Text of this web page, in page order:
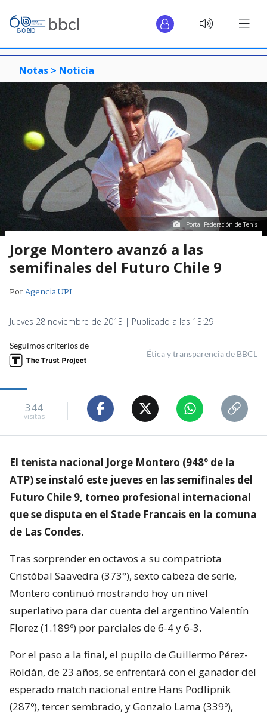
Notas > Noticia
Portal Federación de Tenis
Jorge Montero avanzó a las
semifinales del Futuro Chile 9
PorAgencia UPI
Jueves 28 noviembre de 2013 | Publicado a las 13:29
Seguimos criterios de
Ética y transparencia de BBCL
344
visitas
El tenista nacional Jorge Montero (948º de la
ATP) se instaló este jueves en las semifinales del
Futuro Chile 9, torneo profesional internacional
que se disputa en el Stade Francais en la comuna
de Las Condes.
Tras sorprender en octavos a su compatriota
Cristóbal Saavedra (373°), sexto cabeza de serie,
Montero continuó mostrando hoy un nivel
superlativo para dar cuenta del argentino Valentín
Florez (1.189º) por parciales de 6-4 y 6-3.
Por el paso a la final, el pupilo de Guillermo Pérez-
Roldán, de 23 años, se enfrentará con el ganador del
esperado match nacional entre Hans Podlipnik
(287º), tercer sembrado, y Gonzalo Lama (339º),